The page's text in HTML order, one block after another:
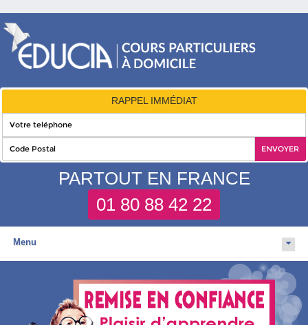
RAPPEL IMMÉDIAT
PARTOUT EN FRANCE
01 80 88 42 22
Menu